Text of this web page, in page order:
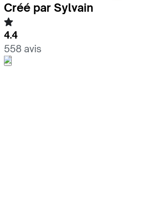
Créé par Sylvain
4.4
558 avis